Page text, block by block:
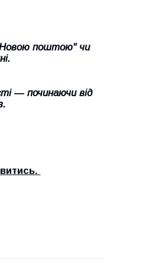
"Новою поштою" чи
― починаючи від